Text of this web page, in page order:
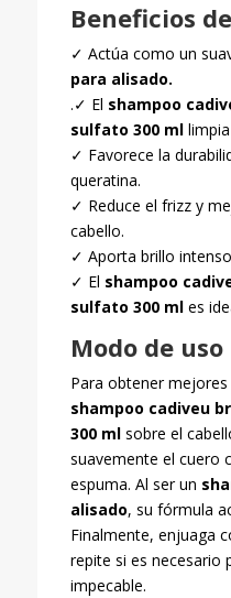
Beneficios
✓ Actúa como un
para alisado.
.✓ El shampoo
sulfato 300 mllimpia
✓ Favorece la
queratina.
✓ Reduce el frizz y
cabello.
✓ Aporta brillo
✓ El shampoo
sulfato 300 mles
Modo de uso
Para obtener
shampoo cadiveu
300 mlsobre el
suavemente el cuero
espuma. Al ser un
alisado, su fórmula
Finalmente, enjuaga
repite si es necesario
impecable.